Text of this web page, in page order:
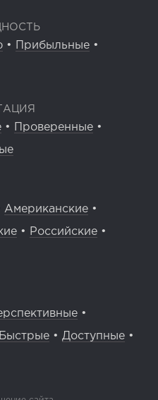
• Прибыльные •
• Проверенные •
Американские •
• Российские •
•
Быстрые • Доступные •